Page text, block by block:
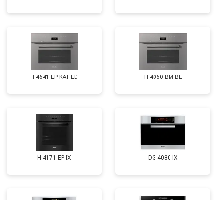
H 4641 EP KAT ED H 4060 BM BL
H 4171 EP IX DG 4080 IX